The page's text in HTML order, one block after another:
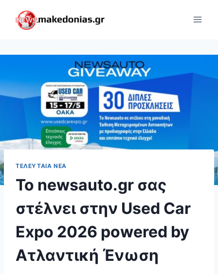
content
ΤΕΛΕΥΤΑΊΑ ΝΈΑ
Το newsauto.gr σας
στέλνει στην Used Car
Expo 2026 powered by
Ατλαντική Ένωση